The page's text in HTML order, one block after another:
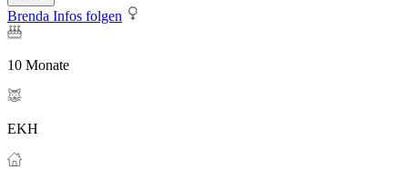
Brenda Infos folgen
10 Monate
EKH